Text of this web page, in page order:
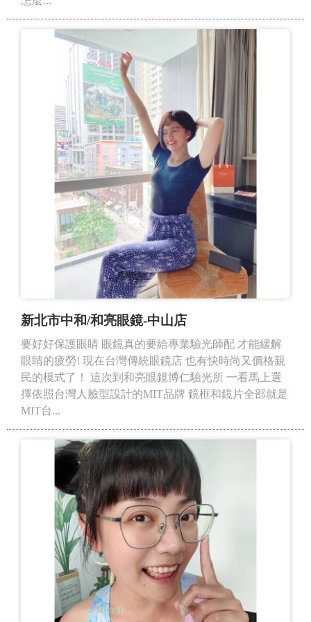
新北市中和/和亮眼鏡-中山店
要好好保護眼睛 眼鏡真的要給專業驗光師配 才能緩解
眼睛的疲勞! 現在台灣傳統眼鏡店 也有快時尚又價格親
民的模式了！ 這次到和亮眼鏡博仁驗光所 一看馬上選
擇依照台灣人臉型設計的MIT品牌 鏡框和鏡片全部就是
MIT台...